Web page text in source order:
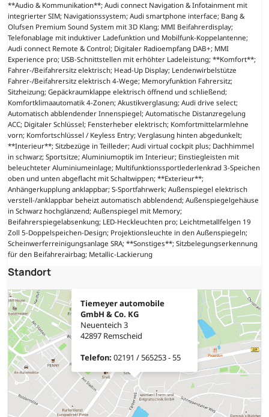
**Audio & Kommunikation**; Audi connect Navigation & Infotainment mit
integrierter SIM; Navigationssystem; Audi smartphone interface; Bang &
Olufsen Premium Sound System mit 3D Klang; MMI Beifahrerdisplay;
Telefonablage mit induktiver Ladefunktion und Mobilfunk-Koppelantenne;
Audi connect Remote & Control; Digitaler Radioempfang DAB+; MMI
Experience pro; USB-Schnittstellen mit erhöhter Ladeleistung; **Komfort**;
Fahrer-/Beifahrersitz elektrisch; Head-Up Display; Lendenwirbelstütze
Fahrer-/Beifahrersitz elektrisch 4-Wege; Memoryfunktion Fahrersitz;
Sitzheizung; Gepäckraumklappe elektrisch öffnend und schließend;
Komfortklimaautomatik 4-Zonen; Akustikverglasung; Audi drive select;
Automatisch abblendender Innenspiegel; Automatische Distanzregelung
ACC; Digitaler Schlüssel; Fensterheber elektrisch; Komfortmittelarmlehne
vorn; Komfortschlüssel / Keyless Entry; Verglasung hinten abgedunkelt;
**Interieur**; Sitzbezüge in Teilleder; Audi virtual cockpit plus; Dachhimmel
in schwarz; Sportsitze; Aluminiumoptik im Interieur; Einstiegleisten mit
beleuchteter Aluminiumeinlage; Multifunktionssportlederlenkrad 3-Speichen
oben und unten abgeflacht mit Schaltwippen; **Exterieur**;
Anhängerkupplung anklappbar; S-Sportfahrwerk; Außenspiegel elektrisch
verstell-/anklappbar beheizt automatisch abblendend; Außenspiegelgehäuse
in Schwarz hochglänzend; Außenspiegel mit Memory;
Beifahrerspiegelabsenkung; LED-Heckleuchten pro; Leichtmetallfelgen 19
Zoll 5-Doppelspeichen-Design; Projektionsleuchte in den Außenspiegeln;
Scheinwerferreinigungsanlage SRA; **Sonstiges**; Sitzbelegungserkennung
für den Beifahrerairbag; Metallic-Lackierung
Standort
Tiemeyer automobile
GmbH & Co. KG
Neuenteich 3
42897 Remscheid
Telefon: 02191 / 565253 - 55